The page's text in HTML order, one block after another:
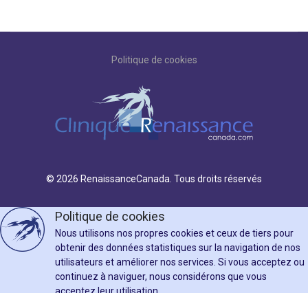
© 2026 RenaissanceCanada. Tous droits réservés
Politique de cookies
Politique de cookies
Nous utilisons nos propres cookies et ceux de tiers pour
obtenir des données statistiques sur la navigation de nos
utilisateurs et améliorer nos services. Si vous acceptez ou
continuez à naviguer, nous considérons que vous